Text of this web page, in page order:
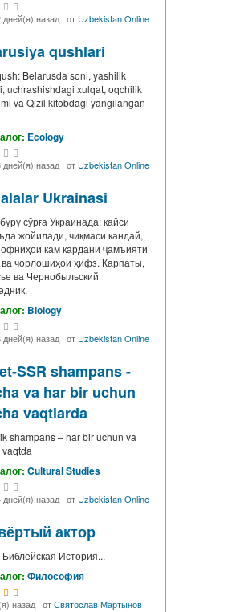
дней(я) назад· от Uzbekistan Online
qushlari
Belarusda soni, yashilik
uchrashishdagi xulqat, oqchilik
va Qizil kitobdagi yangilangan
Ecology
дней(я) назад· от Uzbekistan Online
Ukrainasi
сӯрға Украинада: кайси
жойилади, чиқмаси кандай,
кам кардани ҷамъияти
чорлошиҳои ҳифз. Карпаты,
ва Чернобыльский
Biology
дней(я) назад· от Uzbekistan Online
SSR shampans -
va har bir uchun
vaqtlarda
shampans – har bir uchun va
Cultural Studies
дней(я) назад· от Uzbekistan Online
актор
История...
Философия
назад· отСвятослав Мартынов